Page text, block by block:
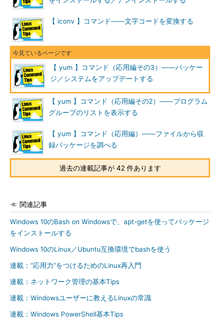
erase
update
システムのパッケージを更新する
update-minimal
upgrade
更新する
distribution-
synchronization
最新の利用可能なバージョンへインストール済みパッ
ケージを同期する
localinstall
パッケージファイル（RPMファイル）を指定してイン
ストールする
localupdate
パッケージファイル（RPMファイル）を指定してアッ
●情報関係のコマンド
実行内容
deplist
パッケージの依存性の一覧を表示する
groups
パッケージグループの情報を表示する
search
指定した文字列でパッケージの詳細を検索する
provides
ファイルなどを指定して、該当するファイルを提供するパッケージ
を検索する
【 iconv 】コマンド――文字コードを変換する
【 yum 】コマンド（応用編その3）――パッケー
ジ／システムをアップデートする
【 yum 】コマンド（応用編その2）――プログラム
グループのリストを表示する
【 yum 】コマンド（応用編）――ファイルから収
録パッケージを調べる
過去の連載記事が 42 件あります
関連記事
Windows 10のBash on Windowsで、apt-getを使ってパッケージ
をインストールする
Windows 10のLinux／Ubuntu互換環境でbashを使う
連載：“応用力”をつけるためのLinux再入門
連載：ネットワーク管理の基本Tips
連載：Windowsユーザーに教えるLinuxの常識
連載：Windows PowerShell基本Tips